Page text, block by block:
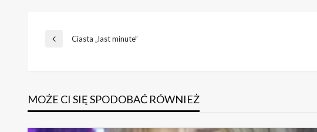
Nawigacja
Poprzedni
Ciasta „last minute”
MOŻE CI SIĘ SPODOBAĆ RÓWNIEŻ